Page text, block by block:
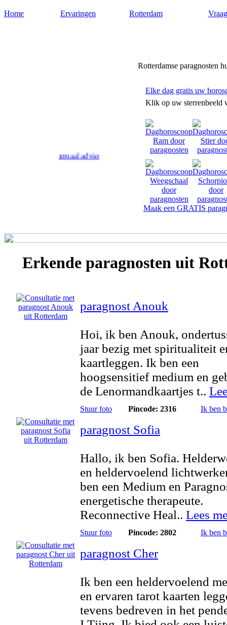
Home Ervaringen Rotterdam
Rotterdamse paragnosten
geven paranormaal advies en antwoord op uw levensvragen.
Elke dag gratis uw
Klik op uw sterrenbeeld
Maak een GRATIS
Erkende paragnosten uit
paragnost Anouk
Hoi, ik ben Anouk,
jaar bezig met spiritualiteit
kaartleggen. Ik ben een
hoogsensitief medium en
de Lenormandkaartjes t..
Stuur foto Pincode: 2316 Ik ben
paragnost Sofia
Hallo, ik ben Sofia.
en heldervoelend
ben een Medium en
energetische therapeute.
Reconnective Heal.. Lees
Stuur foto Pincode: 2802 Ik ben
paragnost Cher
Ik ben een heldervoelend
en ervaren tarot kaarten
tevens bedreven in het